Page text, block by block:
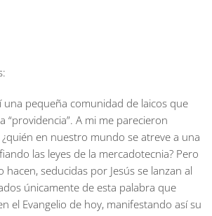
una pequeña comunidad de laicos que
“providencia”. A mi me parecieron
en nuestro mundo se atreve a una
las leyes de la mercadotecnia? Pero
hacen, seducidas por Jesús se lanzan al
únicamente de esta palabra que
el Evangelio de hoy, manifestando así su